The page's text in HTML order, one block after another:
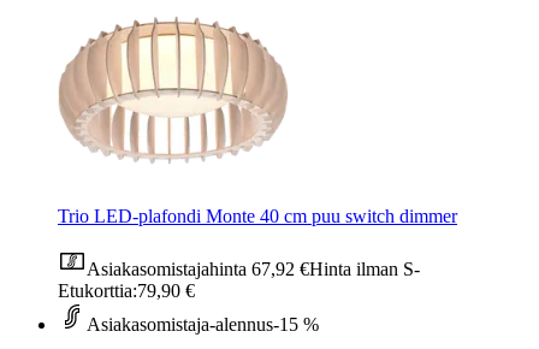
Trio LED-plafondi Monte 40 cm puu switch dimmer
Asiakasomistajahinta 67,92 €Hinta ilman S-
Etukorttia:79,90 €
Asiakasomistaja-alennus-15 %